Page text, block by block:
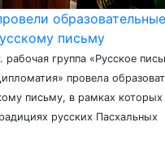
образовательные
письму
рабочая группа «Русское
провела
письму, в рамках которых
русских Пасхальных